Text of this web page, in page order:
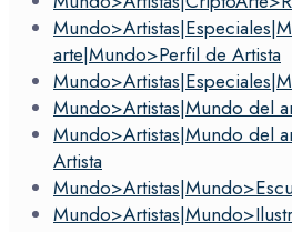
arte|Mundo>Perfil de Artista
Mundo>Artistas|Mundo del
Mundo>Artistas|Mundo del
Artista